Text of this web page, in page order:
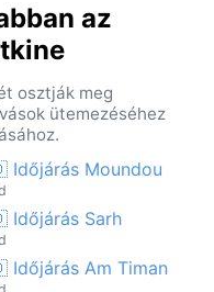
az
osztják meg
ütemezéséhez
Moundou
Sarh
Am Timan